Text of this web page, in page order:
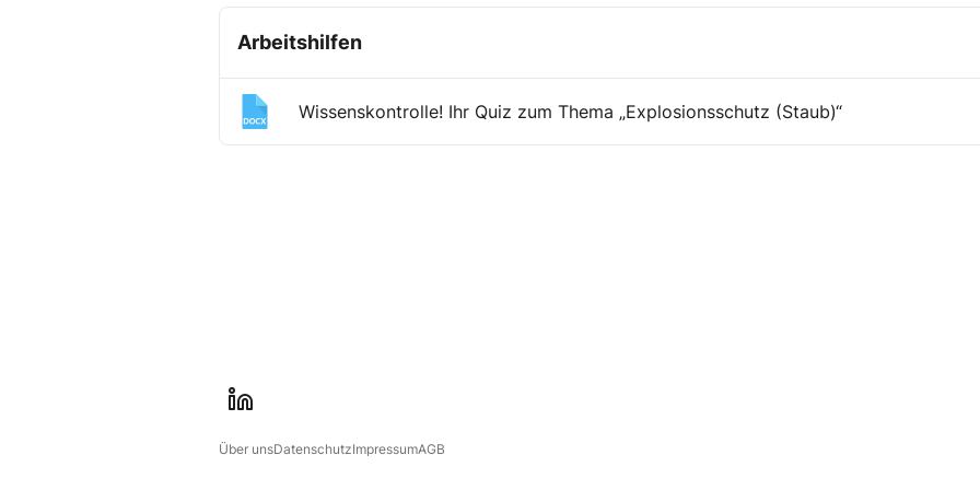
Arbeitshilfen
Wissenskontrolle! Ihr Quiz zum Thema „Explosionsschutz (Staub)“
i
Über unsDatenschutzImpressumAGB